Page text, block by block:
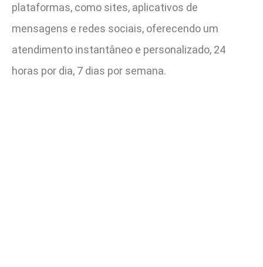
plataformas, como sites, aplicativos de
mensagens e redes sociais, oferecendo um
atendimento instantâneo e personalizado, 24
horas por dia, 7 dias por semana.